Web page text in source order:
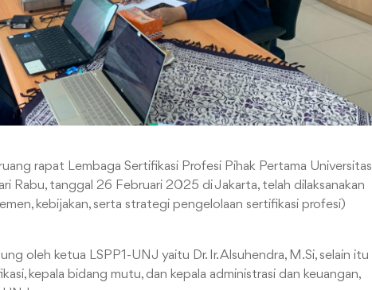
rapat Lembaga Sertifikasi Profesi Pihak Pertama Universitas
Rabu, tanggal 26 Februari 2025 di Jakarta, telah dilaksanakan
kebijakan, serta strategi pengelolaan sertifikasi profesi)
oleh ketua LSPP1-UNJ yaitu Dr. Ir. Alsuhendra, M.Si, selain itu
kepala bidang mutu, dan kepala administrasi dan keuangan,